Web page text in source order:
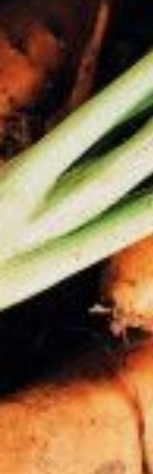
Перед посевом в бороздки
насыпаю немного песка.
индивидуально. Я это
потому, что почва на моем
— тяжелый суглинок, и без
семенам сложно
Заранее заготавливаю
и опилки. Держу их в
в сарае — они понадобятся
для засыпки семян. Можно
приготовить и ведро земли,
подержать дома, а потом
теплой землей посевы.
Если осень дождливая,
от избыточного
пленкой или рубероидом.
в таком виде вплоть
до промерзания почвы.
Высеваю семена, когда
температура воздуха
через ноль. Важно, чтобы
до наступления зимы
в земле набухли, но не
Приходится постоянно
за прогнозом погоды. Тут
назвать какие-то
сроки.
Холодостойкие сорта
Московская зимняя,
Перфекшен,
ВНИИОХ 336, Нантская 4.